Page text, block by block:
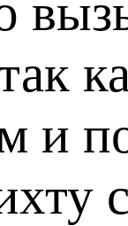
и